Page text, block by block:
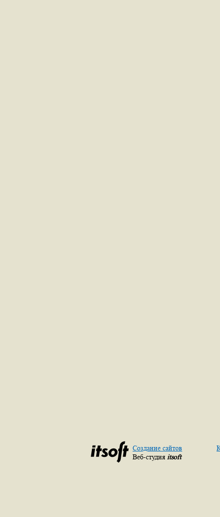
Создание сайтов
Веб-студия itsoft